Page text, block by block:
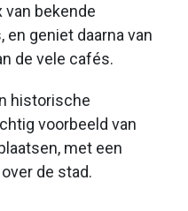
bekende
geniet daarna van
de vele cafés.
historische
voorbeeld van
met een
de stad.